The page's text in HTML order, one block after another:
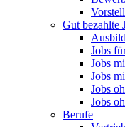
Gut bezahlte
Jobs
Jobs
Jobs
Jobs
Jobs
Berufe